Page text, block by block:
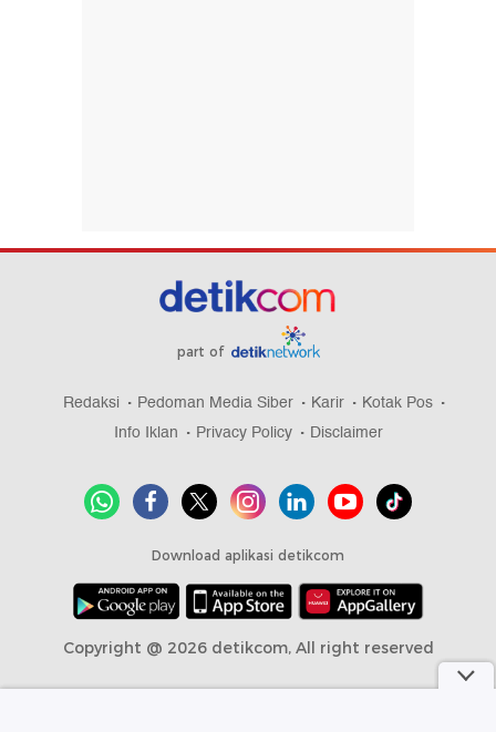
part of
Redaksi Pedoman Media Siber Karir
Kotak Pos
Info Iklan
Privacy Policy Disclaimer
Download aplikasi detikcom
Copyright @ 2026 detikcom, All right reserved